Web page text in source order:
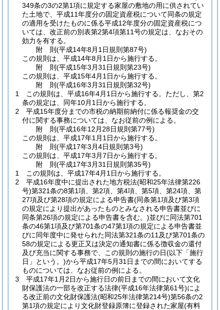
349条の3の2第1項に規定する家屋の敷地の用に供されてい
た土地で、平成11年度分の固定資産税について同条の規定
の適用を受けたものに係る平成12年度分の固定資産税につ
いては、改正前の別表第2第4項第11号の規定は、なおその
効力を有する。
附 則(平成14年8月1日規則第87号)
この規則は、平成14年8月1日から施行する。
附 則(平成15年3月31日規則第23号)
この規則は、平成15年4月1日から施行する。
附 則(平成16年3月31日規則第32号)
1
この規則は、平成16年4月1日から施行する。 ただし、第2
条の規定は、同年10月1日から施行する。
2
平成15年度分までの市税の納期前納付に係る報奨金の交
付に関する事務については、なお従前の例による。
附 則(平成16年12月28日規則第77号)
この規則は、平成17年1月1日から施行する。
附 則(平成17年3月4日規則第3号)
この規則は、平成17年3月7日から施行する。
附 則(平成17年3月31日規則第35号)
1
この規則は、平成17年4月1日から施行する。
2
平成16年度中に提出された地方税法(昭和25年法律第226
号)第321条の8第1項、第2項、第4項、第5項、第24項、第
27項及び第28項の規定による申告書(同条第1項及び第3項
の規定により提出があったものとみなされる申告書並びに
同条第26項の規定による申告書を含む。)並びに同法第701
条の46第1項及び第701条の47第1項の規定による申告書並
びに同年度中に発せられた同法第321条の11及び第701条の
58の規定による更正又は決定の通知書に係る徴収金の還付
及び充当に関する事務で、この規則の施行の日(以下「施行
日」という。)から平成17年5月31日までの間においてする
ものについては、なお従前の例による。
3
平成17年1月2日から施行日の前日までの間において文化
財保護法の一部を改正する法律(平成16年法律第61号)によ
る改正前の文化財保護法(昭和25年法律第214号)第56条の2
第1項の規定により文化財登録原簿に登録された家屋(有料